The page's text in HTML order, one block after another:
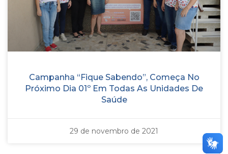
Campanha “Fique Sabendo”, Começa No
Próximo Dia 01º Em Todas As Unidades De
Saúde
29 de novembro de 2021